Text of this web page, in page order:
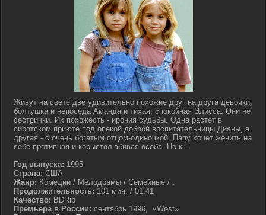
Живут на свете две удивительно похожие друг на друга девочки:
болтушка и непоседа Аманда и тихая, спокойная Элисса. Они не
сестрички. Их похожесть - ирония судьбы. Одна растет в
сиротском приюте под опекой доброй воспитательницы Дианы, а
другая - с очень богатым отцом-одиночкой. Папу хочет женить на
себе противная и корыстолюбивая особа. Но к...
Год выпуска: 1995
Страна: США
Жанр: Комедии / Мелодрамы / Семейные / .
Продолжительность: 101 мин. / 01:41
Качество: BDRip
Премьера в России: сентябрь 1996, «West»